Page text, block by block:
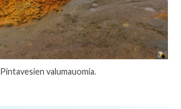
Pintavesien valumauomia.